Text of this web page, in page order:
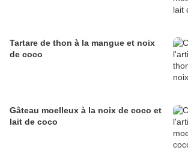
Tartare de thon à la mangue et noix
de coco
Gâteau moelleux à la noix de coco et
lait de coco